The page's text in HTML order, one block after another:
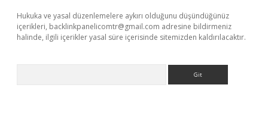
Hukuka ve yasal düzenlemelere aykırı olduğunu düşündüğünüz
içerikleri, backlinkpanelicomtr@gmail.com adresine bildirmeniz
halinde, ilgili içerikler yasal süre içerisinde sitemizden kaldırılacaktır.